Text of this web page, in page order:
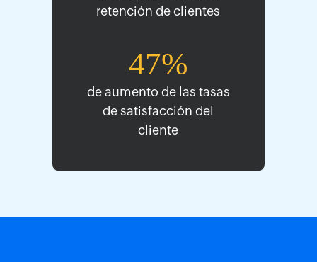
retención de clientes
47%
de aumento de las tasas
de satisfacción del
cliente